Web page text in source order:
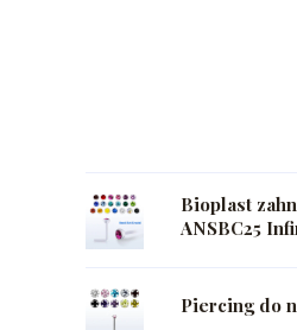
Bioplast
ANSBC25
Piercing do